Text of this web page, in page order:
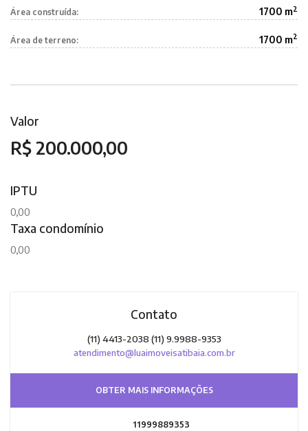
Área construída: 1700 m2
Área de terreno: 1700 m2
Valor
R$ 200.000,00
IPTU
0,00
Taxa condomínio
0,00
Contato
(11) 4413-2038 (11) 9.9988-9353
atendimento@luaimoveisatibaia.com.br
OBTER MAIS INFORMAÇÕES
11999889353